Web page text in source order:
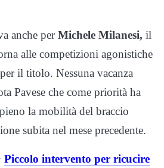
anche perMichele Milanesi, il
alle competizioni agonistiche
il titolo. Nessuna vacanza
Pavese che come priorità ha
la mobilità del braccio
subita nel mese precedente.
Piccolo intervento per ricucire